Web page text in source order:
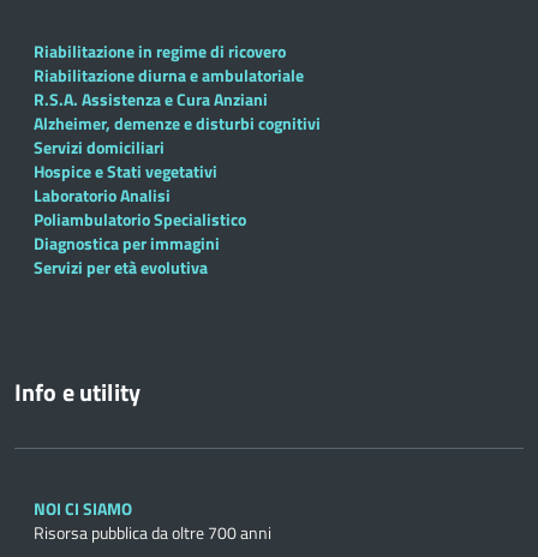
Riabilitazione in regime di ricovero
Riabilitazione diurna e ambulatoriale
R.S.A. Assistenza e Cura Anziani
Alzheimer, demenze e disturbi cognitivi
Servizi domiciliari
Hospice e Stati vegetativi
Laboratorio Analisi
Poliambulatorio Specialistico
Diagnostica per immagini
Servizi per età evolutiva
Info e utility
NOI CI SIAMO
Risorsa pubblica da oltre 700 anni